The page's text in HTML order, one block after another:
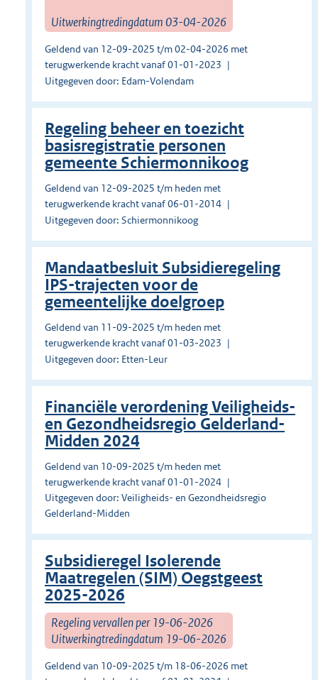
Uitwerkingtredingdatum 03-04-2026
Geldend van 12-09-2025 t/m 02-04-2026 met
terugwerkende kracht vanaf 01-01-2023
Uitgegeven door: Edam-Volendam
Regeling beheer en toezicht
basisregistratie personen
gemeente Schiermonnikoog
Geldend van 12-09-2025 t/m heden met
terugwerkende kracht vanaf 06-01-2014
Uitgegeven door: Schiermonnikoog
Mandaatbesluit Subsidieregeling
IPS-trajecten voor de
gemeentelijke doelgroep
Geldend van 11-09-2025 t/m heden met
terugwerkende kracht vanaf 01-03-2023
Uitgegeven door: Etten-Leur
Financiële verordening Veiligheids-
en Gezondheidsregio Gelderland-
Midden 2024
Geldend van 10-09-2025 t/m heden met
terugwerkende kracht vanaf 01-01-2024
Uitgegeven door: Veiligheids- en Gezondheidsregio
Gelderland-Midden
Subsidieregel Isolerende
Maatregelen (SIM) Oegstgeest
2025-2026
Regeling vervallen per 19-06-2026
Uitwerkingtredingdatum 19-06-2026
Geldend van 10-09-2025 t/m 18-06-2026 met